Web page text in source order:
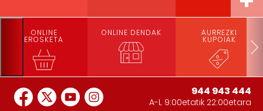
ONLINE
EROSKETA
ONLINE DENDAK AURREZKI
KUPOIAK
944 943 444
A-L 9:00etatik 22:00etara